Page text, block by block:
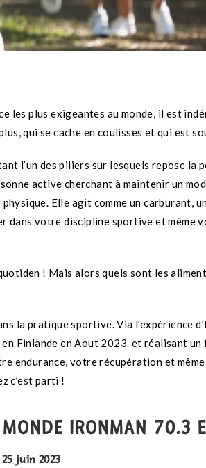
les plus exigeantes au monde, il est
qui se cache en coulisses et qui est
l’un des piliers sur lesquels repose la
active cherchant à maintenir un
Elle agit comme un carburant,
votre discipline sportive et même
! Mais alors quels sont les
la pratique sportive.Via l’expérience
Finlande en Aout 2023 et réalisant
votre récupération et
c’est parti !
IRONMAN 70.3
juin 2023